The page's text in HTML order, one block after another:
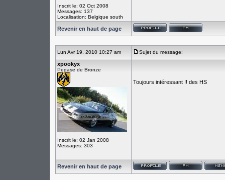
Inscrit le: 02 Oct 2008
Messages: 137
Localisation: Belgique south
Revenir en haut de page
Lun Avr 19, 2010 10:27 am Sujet du message:
xpookyx
Pegase de Bronze
Inscrit le: 02 Jan 2008
Messages: 303
Toujours intéressant !! des HS
Revenir en haut de page